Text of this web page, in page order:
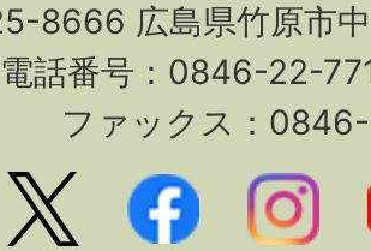
8666 広島県竹原市
電話番号：0846-22-
ファックス：